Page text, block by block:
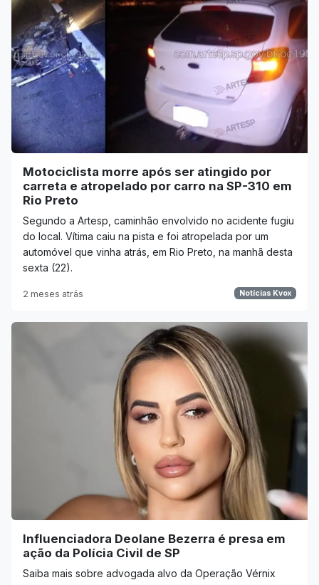
Motociclista morre após ser atingido por
carreta e atropelado por carro na SP-310 em
Rio Preto
Segundo a Artesp, caminhão envolvido no acidente fugiu
do local. Vítima caiu na pista e foi atropelada por um
automóvel que vinha atrás, em Rio Preto, na manhã desta
sexta (22).
2 meses atrás Notícias Kvox
Influenciadora Deolane Bezerra é presa em
ação da Polícia Civil de SP
Saiba mais sobre advogada alvo da Operação Vérnix